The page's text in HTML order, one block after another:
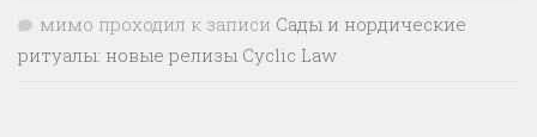
мимо проходил к записи Сады и нордические
ритуалы: новые релизы Cyclic Law